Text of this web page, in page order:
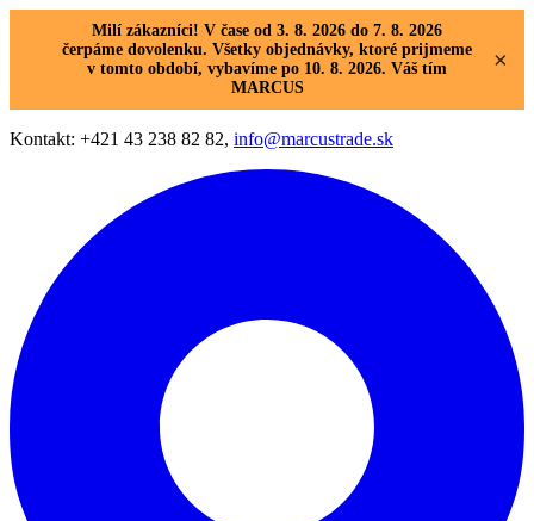
Milí zákazníci! V čase od 3. 8. 2026 do 7. 8. 2026
čerpáme dovolenku. Všetky objednávky, ktoré prijmeme
v tomto období, vybavíme po 10. 8. 2026. Váš tím
MARCUS
×
Kontakt: +421 43 238 82 82, info@marcustrade.sk